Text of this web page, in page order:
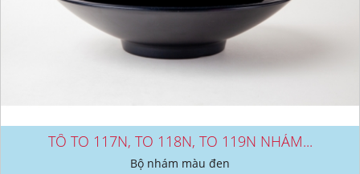
TÔ TO 117N, TO 118N, TO 119N NHÁM...
Bộ nhám màu đen